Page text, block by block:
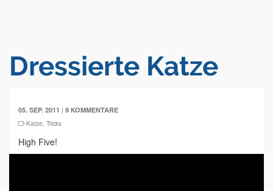
Dressierte Katze
05. SEP. 2011 | 9 KOMMENTARE
Katze, Tricks
High Five!